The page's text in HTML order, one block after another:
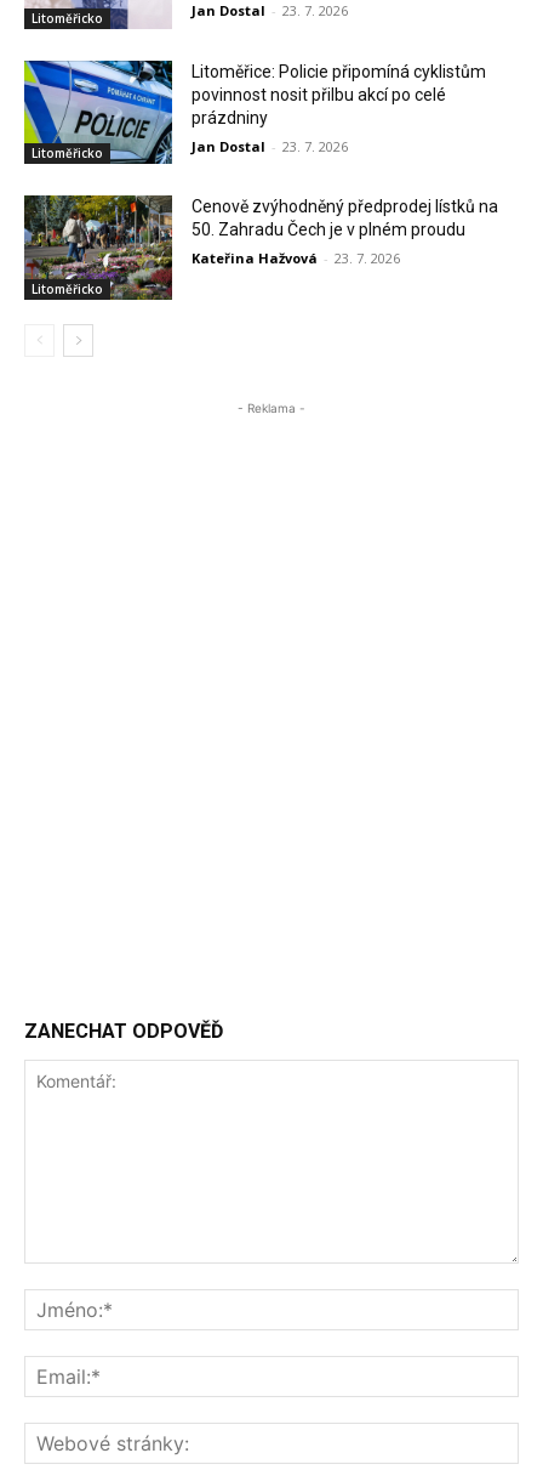
Litoměřicko Jan Dostal - 23. 7. 2026
Litoměřicko
Litoměřice: Policie připomíná cyklistům
povinnost nosit přilbu akcí po celé
prázdniny
Jan Dostal - 23. 7. 2026
Litoměřicko
Cenově zvýhodněný předprodej lístků na
50. Zahradu Čech je v plném proudu
Kateřina Hažvová - 23. 7. 2026
- Reklama -
ZANECHAT ODPOVĚĎ